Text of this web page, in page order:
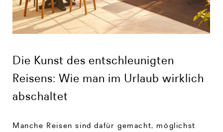
Die Kunst des entschleunigten
Reisens: Wie man im Urlaub wirklich
abschaltet
Manche Reisen sind dafür gemacht, möglichst